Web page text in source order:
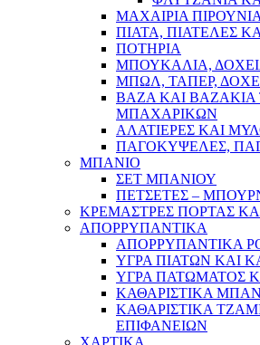
ΜΑΧΑΙΡΙΑ
ΠΙΑΤΑ, ΠΙΑΤΕΛΕΣ
ΠΟΤΗΡΙΑ
ΜΠΟΥΚΑΛΙΑ,
ΜΠΩΛ, ΤΑΠΕΡ,
ΒΑΖΑ ΚΑΙ
ΜΠΑΧΑΡΙΚΩΝ
ΑΛΑΤΙΕΡΕΣ ΚΑΙ
ΠΑΓΟΚΥΨΕΛΕΣ,
ΜΠΑΝΙΟ
ΣΕΤ ΜΠΑΝΙΟΥ
ΠΕΤΣΕΤΕΣ –
ΚΡΕΜΑΣΤΡΕΣ ΠΟΡΤΑΣ
ΑΠΟΡΡΥΠΑΝΤΙΚΑ
ΑΠΟΡΡΥΠΑΝΤΙΚΑ
ΥΓΡΑ ΠΙΑΤΩΝ ΚΑΙ
ΥΓΡΑ ΠΑΤΩΜΑΤΟΣ
ΚΑΘΑΡΙΣΤΙΚΑ
ΚΑΘΑΡΙΣΤΙΚΑ
ΕΠΙΦΑΝΕΙΩΝ